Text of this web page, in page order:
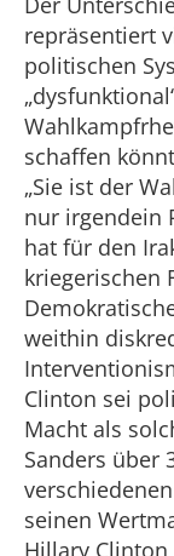
repräsentiert
politischen
schaffen
„Sie ist der
nur irgendein
hat für den
kriegerischen
weithin
Clinton sei
Macht als
Sanders über
seinen
Hillary Clinton